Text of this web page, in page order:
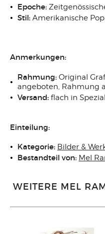
Epoche:
Stil: Amerikanische
Anmerkungen:
Rahmung: Original
angeboten, Rahmung
Versand: flach in
Einteilung:
Kategorie: Bilder &
Bestandteil von: Mel
WEITERE MEL